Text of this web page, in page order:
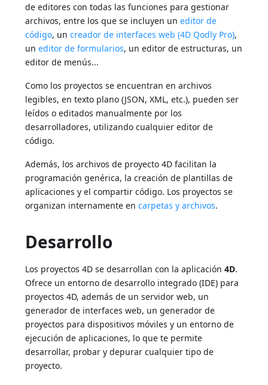
de editores con todas las funciones para gestionar
archivos, entre los que se incluyen uneditor de
código, uncreador de interfaces web (4D Qodly Pro),
uneditor de formularios, un editor de estructuras, un
editor de menús...
Como los proyectos se encuentran en archivos
legibles, en texto plano (JSON, XML, etc.), pueden ser
leídos o editados manualmente por los
desarrolladores, utilizando cualquier editor de
código.
Además, los archivos de proyecto 4D facilitan la
programación genérica, la creación de plantillas de
aplicaciones y el compartir código. Los proyectos se
organizan internamente encarpetas y archivos.
Desarrollo
Los proyectos 4D se desarrollan con la aplicación4D.
Ofrece un entorno de desarrollo integrado (IDE) para
proyectos 4D, además de un servidor web, un
generador de interfaces web, un generador de
proyectos para dispositivos móviles y un entorno de
ejecución de aplicaciones, lo que te permite
desarrollar, probar y depurar cualquier tipo de
proyecto.